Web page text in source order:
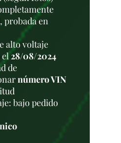
probada en
alto voltaje
el28/08/2024
de
número VIN
bajo pedido